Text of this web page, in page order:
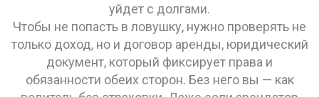
уйдет с долгами.
Чтобы не попасть в ловушку, нужно проверять не
только доход, но и договор аренды, юридический
документ, который фиксирует права и
обязанности обеих сторон. Без него вы — как